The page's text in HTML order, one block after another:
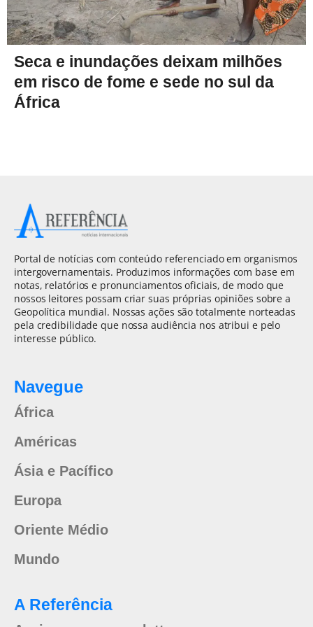
Seca e inundações deixam milhões
em risco de fome e sede no sul da
África
Portal de notícias com conteúdo referenciado em organismos
intergovernamentais. Produzimos informações com base em
notas, relatórios e pronunciamentos oficiais, de modo que
nossos leitores possam criar suas próprias opiniões sobre a
Geopolítica mundial. Nossas ações são totalmente norteadas
pela credibilidade que nossa audiência nos atribui e pelo
interesse público.
Navegue
África
Américas
Ásia e Pacífico
Europa
Oriente Médio
Mundo
A Referência